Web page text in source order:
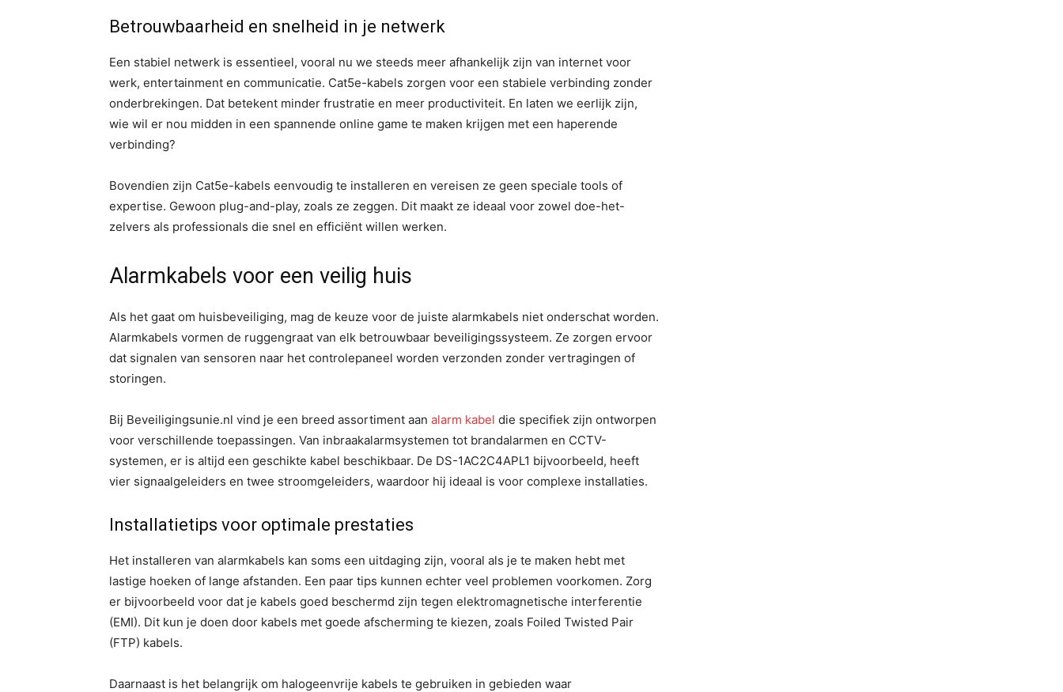
Betrouwbaarheid en snelheid in je netwerk
Een stabiel netwerk is essentieel, vooral nu we steeds meer afhankelijk zijn van internet voor
werk, entertainment en communicatie. Cat5e-kabels zorgen voor een stabiele verbinding zonder
onderbrekingen. Dat betekent minder frustratie en meer productiviteit. En laten we eerlijk zijn,
wie wil er nou midden in een spannende online game te maken krijgen met een haperende
verbinding?
Bovendien zijn Cat5e-kabels eenvoudig te installeren en vereisen ze geen speciale tools of
expertise. Gewoon plug-and-play, zoals ze zeggen. Dit maakt ze ideaal voor zowel doe-het-
zelvers als professionals die snel en efficiënt willen werken.
Alarmkabels voor een veilig huis
Als het gaat om huisbeveiliging, mag de keuze voor de juiste alarmkabels niet onderschat worden.
Alarmkabels vormen de ruggengraat van elk betrouwbaar beveiligingssysteem. Ze zorgen ervoor
dat signalen van sensoren naar het controlepaneel worden verzonden zonder vertragingen of
storingen.
Bij Beveiligingsunie.nl vind je een breed assortiment aan alarm kabel die specifiek zijn ontworpen
voor verschillende toepassingen. Van inbraakalarmsystemen tot brandalarmen en CCTV-
systemen, er is altijd een geschikte kabel beschikbaar. De DS-1AC2C4APL1 bijvoorbeeld, heeft
vier signaalgeleiders en twee stroomgeleiders, waardoor hij ideaal is voor complexe installaties.
Installatietips voor optimale prestaties
Het installeren van alarmkabels kan soms een uitdaging zijn, vooral als je te maken hebt met
lastige hoeken of lange afstanden. Een paar tips kunnen echter veel problemen voorkomen. Zorg
er bijvoorbeeld voor dat je kabels goed beschermd zijn tegen elektromagnetische interferentie
(EMI). Dit kun je doen door kabels met goede afscherming te kiezen, zoals Foiled Twisted Pair
(FTP) kabels.
Daarnaast is het belangrijk om halogeenvrije kabels te gebruiken in gebieden waar